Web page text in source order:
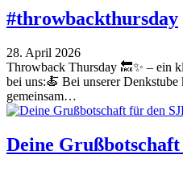
#throwbackthursday
28. April 2026
Throwback Thursday 🔙✨ – ein
bei uns:🍝 Bei unserer Denkstube
gemeinsam…
Deine